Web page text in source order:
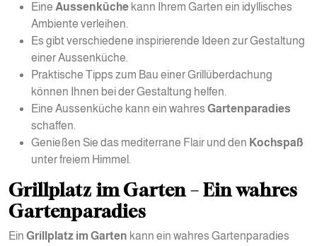
Eine Aussenküche kann Ihrem Garten ein idyllisches
Ambiente verleihen.
Es gibt verschiedene inspirierende Ideen zur Gestaltung
einer Aussenküche.
Praktische Tipps zum Bau einer Grillüberdachung
können Ihnen bei der Gestaltung helfen.
Eine Aussenküche kann ein wahres Gartenparadies
schaffen.
Genießen Sie das mediterrane Flair und den Kochspaß
unter freiem Himmel.
Grillplatz im Garten – Ein wahres
Gartenparadies
Ein Grillplatz im Garten kann ein wahres Gartenparadies